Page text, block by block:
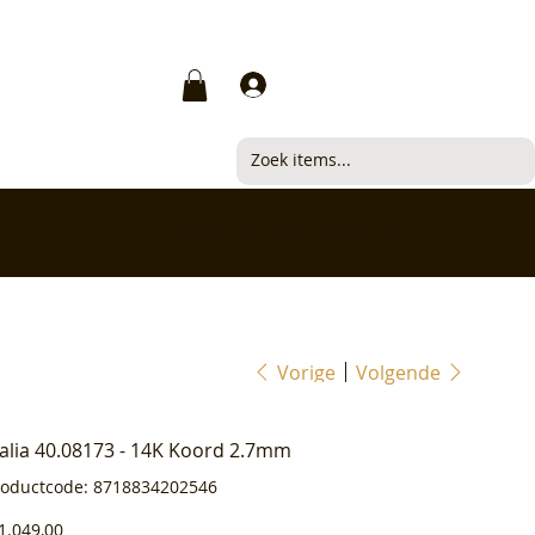
Vorige Volgende
40.08173 - 14K Koord 2.7mm
Productcode
8718834202546
8718834202546